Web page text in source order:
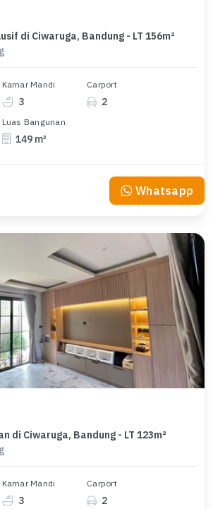
di Ciwaruga, Bandung - LT 156m²
Kamar Mandi
3
Carport
2
Luas Bangunan
149 m²
Whatsapp
di Ciwaruga, Bandung - LT 123m²
Kamar Mandi
3
Carport
2